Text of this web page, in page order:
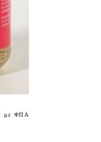
με ΦΠΑ